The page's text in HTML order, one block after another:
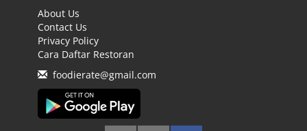
About Us
Contact Us
Privacy Policy
Cara Daftar Restoran
foodierate@gmail.com